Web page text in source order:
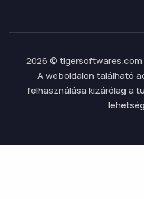
2026 ©
A weboldalon található
felhasználása kizárólag a